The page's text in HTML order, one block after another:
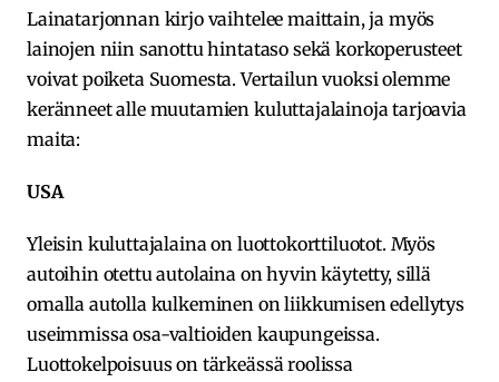
Lainatarjonnan kirjo vaihtelee maittain, ja myös
lainojen niin sanottu hintataso sekä korkoperusteet
voivat poiketa Suomesta. Vertailun vuoksi olemme
keränneet alle muutamien kuluttajalainoja tarjoavia
maita:
USA
Yleisin kuluttajalaina on luottokorttiluotot. Myös
autoihin otettu autolaina on hyvin käytetty, sillä
omalla autolla kulkeminen on liikkumisen edellytys
useimmissa osa-valtioiden kaupungeissa.
Luottokelpoisuus on tärkeässä roolissa